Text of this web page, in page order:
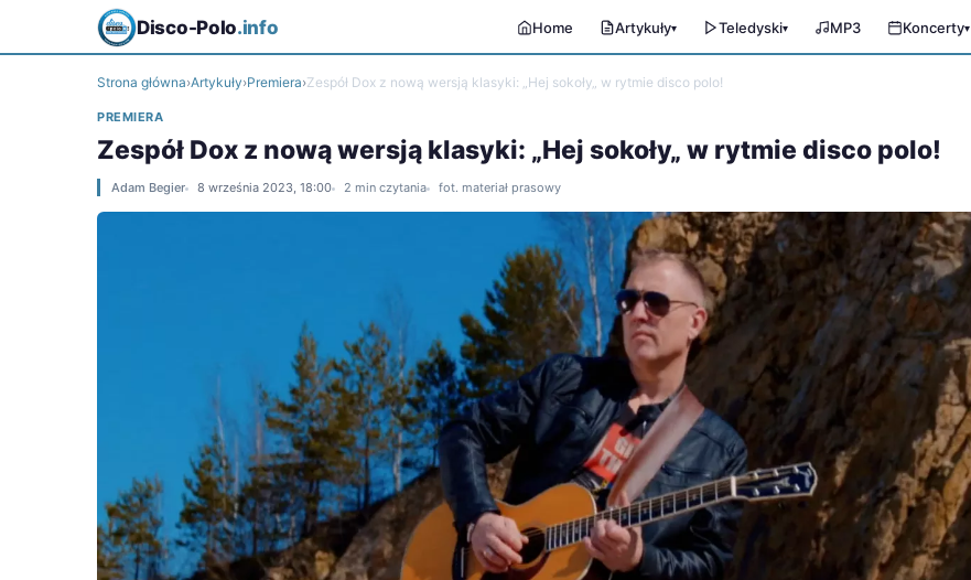
Disco-Polo.info Home Artykuły▾ Teledyski▾ MP3 Koncerty▾
Strona główna›Artykuły›Premiera›Zespół Dox z nową wersją klasyki: „Hej sokoły„ w rytmie disco polo!
PREMIERA
Zespół Dox z nową wersją klasyki: „Hej sokoły„ w rytmie disco polo!
Adam Begier 8 września 2023, 18:00 2 min czytania fot. materiał prasowy